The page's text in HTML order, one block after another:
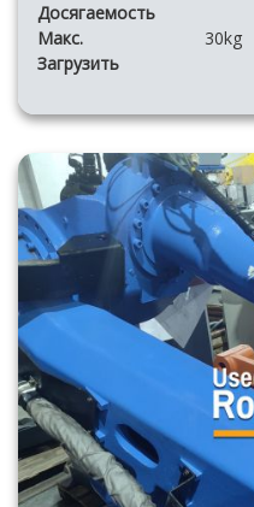
Досягаемость
Макс.
Загрузить
30kg